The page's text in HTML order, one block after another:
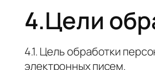
4.Цели
4.1. Цель обработки
электронных писем.